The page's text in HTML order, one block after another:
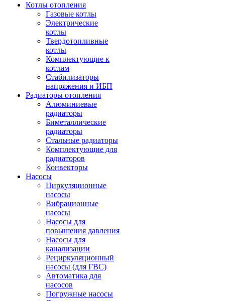
Котлы отопления
Газовые котлы
Электрические
котлы
Твердотопливные
котлы
Комплектующие к
котлам
Стабилизаторы
напряжения и ИБП
Радиаторы отопления
Алюминиевые
радиаторы
Биметаллические
радиаторы
Стальные радиаторы
Комплектующие для
радиаторов
Конвекторы
Насосы
Циркуляционные
насосы
Вибрационные
насосы
Насосы для
повышения давления
Насосы для
канализации
Рециркуляционный
насосы (для ГВС)
Автоматика для
насосов
Погружные насосы